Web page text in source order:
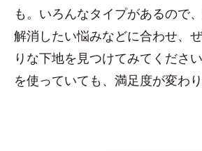
も。いろんなタイプがあるので
解消したい悩みなどに合わせ、
りな下地を見つけてみてくださ
を使っていても、満足度が変わ